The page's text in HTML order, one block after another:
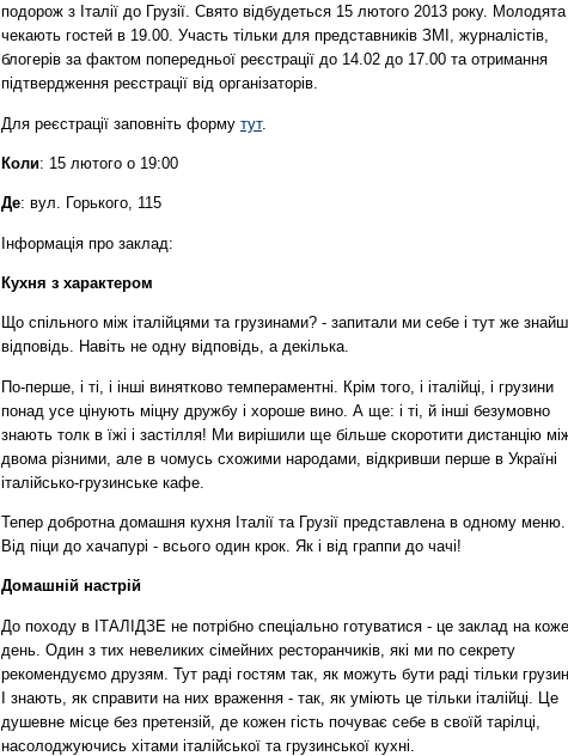
подорож з Італії до Грузії. Свято відбудеться 15 лютого 2013 року. Молодята
чекають гостей в 19.00. Участь тільки для представників ЗМІ, журналістів,
блогерів за фактом попередньої реєстрації до 14.02 до 17.00 та отримання
підтвердження реєстрації від організаторів.
Для реєстрації заповніть форму тут.
Коли: 15 лютого о 19:00
Де: вул. Горького, 115
Інформація про заклад:
Кухня з характером
Що спільного між італійцями та грузинами? - запитали ми себе і тут же
відповідь. Навіть не одну відповідь, а декілька.
По-перше, і ті, і інші винятково темпераментні. Крім того, і італійці, і грузини
понад усе цінують міцну дружбу і хороше вино. А ще: і ті, й інші безумовно
знають толк в їжі і застілля! Ми вирішили ще більше скоротити дистанцію
двома різними, але в чомусь схожими народами, відкривши перше в Україні
італійсько-грузинське кафе.
Тепер добротна домашня кухня Італії та Грузії представлена ​​в одному меню.
Від піци до хачапурі - всього один крок. Як і від граппи до чачі!
Домашній настрій
До походу в ІТАЛІДЗЕ не потрібно спеціально готуватися - це заклад на
день. Один з тих невеликих сімейних ресторанчиків, які ми по секрету
рекомендуємо друзям. Тут раді гостям так, як можуть бути раді тільки
І знають, як справити на них враження - так, як уміють це тільки італійці. Це
душевне місце без претензій, де кожен гість почуває себе в своїй тарілці,
насолоджуючись хітами італійської та грузинської кухні.